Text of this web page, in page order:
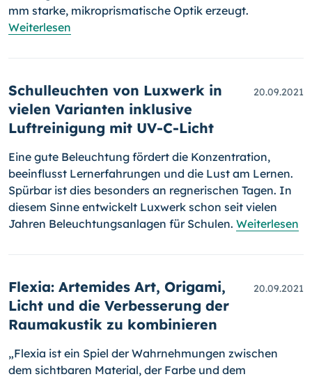
mm starke, mikroprismatische Optik erzeugt.
Weiterlesen
Schulleuchten von Luxwerk in
vielen Varianten inklusive
Luftreinigung mit UV-C-Licht
20.09.2021
Eine gute Beleuchtung fördert die Konzentration,
beeinflusst Lern­er­fah­run­gen und die Lust am Lernen.
Spürbar ist dies besonders an reg­ne­ri­schen Tagen. In
diesem Sinne entwickelt Luxwerk schon seit vielen
Jah­ren Beleuchtungsanlagen für Schulen. Weiterlesen
Flexia: Artemides Art, Origami,
Licht und die Verbesserung der
Raumakustik zu kombinieren
20.09.2021
„Flexia ist ein Spiel der Wahrnehmungen zwischen
dem sichtbaren Material, der Farbe und dem